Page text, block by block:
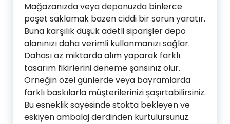
Mağazanızda veya deponuzda binlerce
poşet saklamak bazen ciddi bir sorun yaratır.
Buna karşılık düşük adetli siparişler depo
alanınızı daha verimli kullanmanızı sağlar.
Dahası az miktarda alım yaparak farklı
tasarım fikirlerini deneme şansınız olur.
Örneğin özel günlerde veya bayramlarda
farklı baskılarla müşterilerinizi şaşırtabilirsiniz.
Bu esneklik sayesinde stokta bekleyen ve
eskiyen ambalaj derdinden kurtulursunuz.